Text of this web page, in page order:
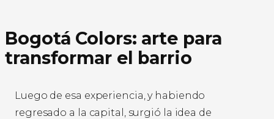
Bogotá Colors: arte para
transformar el barrio
Luego de esa experiencia, y habiendo
regresado a la capital, surgió la idea de